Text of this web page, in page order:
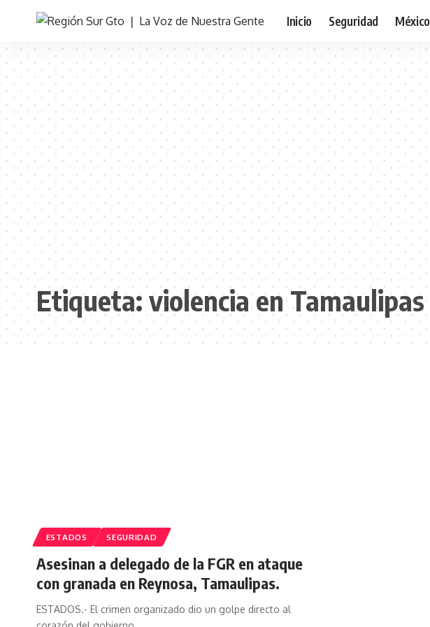
Inicio Seguridad México
Etiqueta:violencia en Tamaulipas
ESTADOS SEGURIDAD
Asesinan a delegado de la FGR en ataque
con granada en Reynosa, Tamaulipas.
ESTADOS.- El crimen organizado dio un golpe directo al